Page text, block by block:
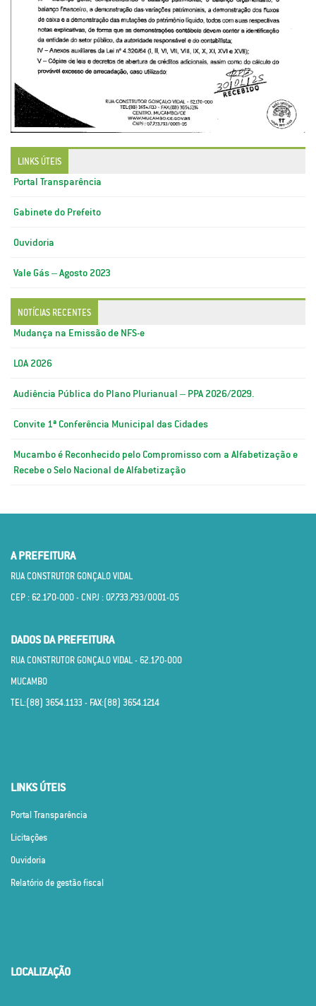
LINKS ÚTEIS
Portal Transparência
Gabinete do Prefeito
Ouvidoria
Vale Gás – Agosto 2023
NOTÍCIAS RECENTES
Mudança na Emissão de NFS-e
LOA 2026
Audiência Pública do Plano Plurianual – PPA 2026/2029.
Convite 1ª Conferência Municipal das Cidades
Mucambo é Reconhecido pelo Compromisso com a Alfabetização e
Recebe o Selo Nacional de Alfabetização
A PREFEITURA
RUA CONSTRUTOR GONÇALO VIDAL
CEP : 62.170­-000 - CNPJ : 07.733.793/0001­-05
DADOS DA PREFEITURA
RUA CONSTRUTOR GONÇALO VIDAL - 62.170­-000
MUCAMBO
TEL:(88) 3654.1133 - FAX:(88) 3654.1214
LINKS ÚTEIS
Portal Transparência
Licitações
Ouvidoria
Relatório de gestão fiscal
LOCALIZAÇÃO